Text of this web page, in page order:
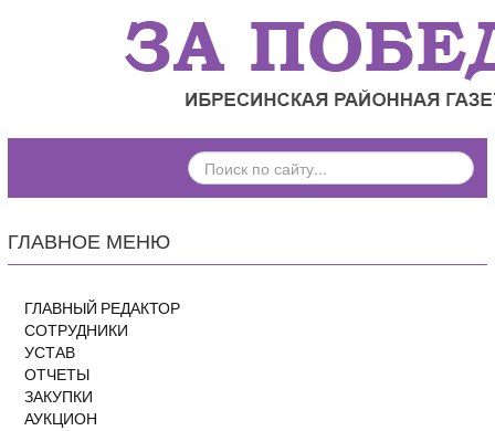
ПОИСК
ПО
ГЛАВНОЕ МЕНЮ
ГЛАВНЫЙ РЕДАКТОР
СОТРУДНИКИ
УСТАВ
ОТЧЕТЫ
ЗАКУПКИ
АУКЦИОН